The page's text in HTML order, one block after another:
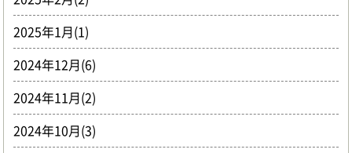
2025年1月(1)
2024年12月(6)
2024年11月(2)
2024年10月(3)